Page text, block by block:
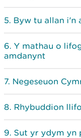
Byw tu allan i'n
Y mathau o
amdanynt
Negeseuon
Rhybuddion
Sut yr ydym yn